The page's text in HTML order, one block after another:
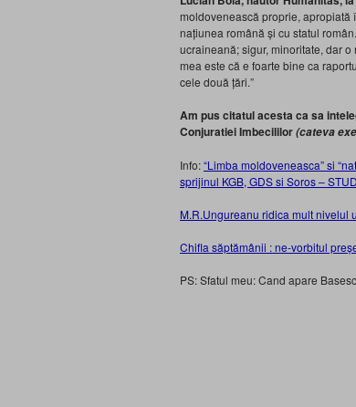
moldovenească proprie, apropiată
națiunea română și cu statul
ucraineană; sigur, minoritate, dar
mea este că e foarte bine ca
cele două țări.”
Am pus citatul acesta ca sa
Conjuratiei Imbecililor(cateva
Info:“Limba moldoveneasca” si
sprijinul KGB, GDS si Soros –
M.R.Ungureanu ridica mult nivelul
Chifla săptămânii : ne-vorbitul
PS: Sfatul meu: Cand apare